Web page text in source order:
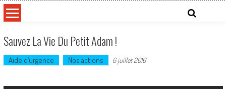
Sauvez La Vie Du Petit Adam !
Aide d’urgence Nos actions 6 juillet 2016